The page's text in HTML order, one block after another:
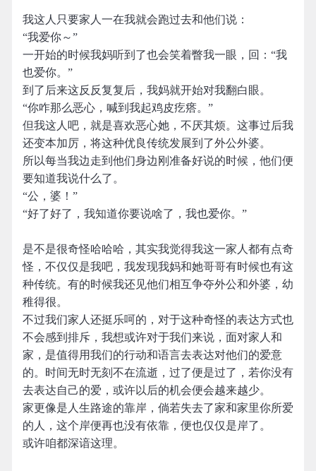
我这人只要家人一在我就会跑过去和他们说：
“我爱你～”
一开始的时候我妈听到了也会笑着瞥我一眼，回：“我
也爱你。”
到了后来这反反复复后，我妈就开始对我翻白眼。
“你咋那么恶心，喊到我起鸡皮疙瘩。”
但我这人吧，就是喜欢恶心她，不厌其烦。这事过后我
还变本加厉，将这种优良传统发展到了外公外婆。
所以每当我边走到他们身边刚准备好说的时候，他们便
要知道我说什么了。
“公，婆！”
“好了好了，我知道你要说啥了，我也爱你。”
是不是很奇怪哈哈哈，其实我觉得我这一家人都有点奇
怪，不仅仅是我吧，我发现我妈和她哥哥有时候也有这
种传统。有的时候我还见他们相互争夺外公和外婆，幼
稚得很。
不过我们家人还挺乐呵的，对于这种奇怪的表达方式也
不会感到排斥，我想或许对于我们来说，面对家人和
家，是值得用我们的行动和语言去表达对他们的爱意
的。时间无时无刻不在流逝，过了便是过了，若你没有
去表达自己的爱，或许以后的机会便会越来越少。
家更像是人生路途的靠岸，倘若失去了家和家里你所爱
的人，这个岸便再也没有依靠，便也仅仅是岸了。
或许咱都深谙这理。